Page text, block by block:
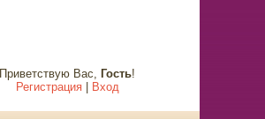
Приветствую Вас, Гость!
Регистрация| Вход